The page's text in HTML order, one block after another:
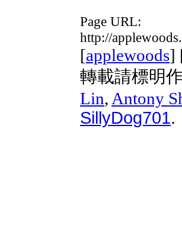
Page URL:
http://
[applewoods]
轉載請標明
Lin, Antony
SillyDog701.